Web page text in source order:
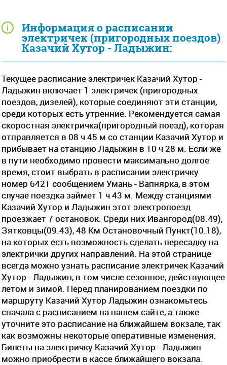
Информация о расписании
электричек (пригородных поездов)
Казачий Хутор - Ладыжин:
Текущее расписание электричек Казачий Хутор -
Ладыжин включает 1 электричек (пригородных
поездов, дизелей), которые соединяют эти станции,
среди которых есть утренние. Рекомендуется самая
скоростная электричка(пригородный поезд), которая
отправляется в 08 ч 45 м со станции Казачий Хутор и
прибывает на станцию Ладыжин в 10 ч 28 м. Если же
в пути необходимо провести максимально долгое
время, стоит выбрать в расписании электричку
номер 6421 сообщением Умань - Вапнярка, в этом
случае поездка займет 1 ч 43 м. Между станциями
Казачий Хутор и Ладыжин этот электропоезд
проезжает 7 остановок. Среди них Ивангород(08.49),
Зятковцы(09.43), 48 Км Остановочный Пункт(10.18),
на которых есть возможность сделать пересадку на
электрички других направлений. На этой странице
всегда можно узнать расписание электричек Казачий
Хутор - Ладыжин, в том числе сезонное, действующее
летом и зимой. Перед планированием поездки по
маршруту Казачий Хутор Ладыжин ознакомьтесь
сначала с расписанием на нашем сайте, а также
уточните это расписание на ближайшем вокзале, так
как возможны некоторые оперативные изменения.
Билеты на электричку Казачий Хутор - Ладыжин
можно приобрести в кассе ближайшего вокзала.